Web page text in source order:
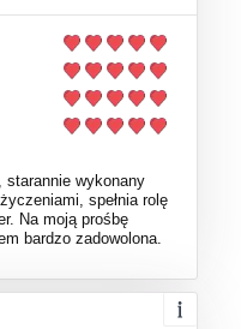
starannie wykonany
spełnia rolę
Na moją prośbę
bardzo zadowolona.